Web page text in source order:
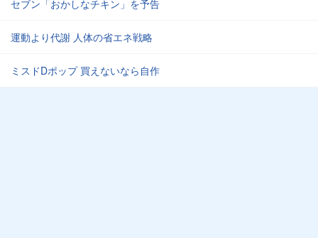
セブン「おかしなチキン」を予告
運動より代謝 人体の省エネ戦略
ミスドDポップ 買えないなら自作